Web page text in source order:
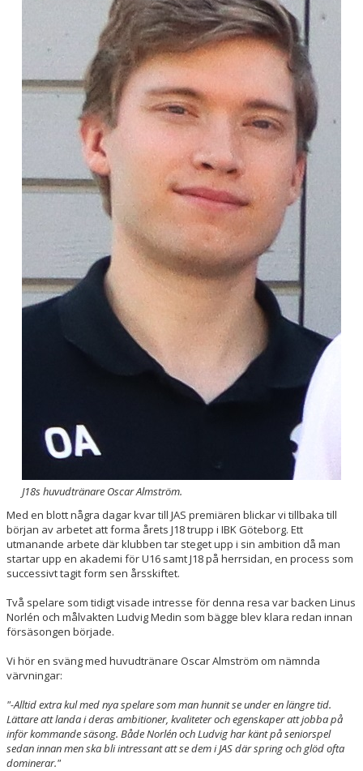
SOCIALT RÅD
J18s huvudtränare Oscar Almström.
Med en blott några dagar kvar till JAS premiären blickar vi tillbaka till
början av arbetet att forma årets J18 trupp i IBK Göteborg. Ett
utmanande arbete där klubben tar steget upp i sin ambition då man
startar upp en akademi för U16 samt J18 på herrsidan, en process som
successivt tagit form sen årsskiftet.
Två spelare som tidigt visade intresse för denna resa var backen Linus
Norlén och målvakten Ludvig Medin som bägge blev klara redan innan
försäsongen började.
Vi hör en sväng med huvudtränare Oscar Almström om nämnda
värvningar:
"-Alltid extra kul med nya spelare som man hunnit se under en längre tid.
Lättare att landa i deras ambitioner, kvaliteter och egenskaper att jobba på
inför kommande säsong. BådeNorlénochLudvighar känt på seniorspel
sedan innan men ska bli intressant att se dem i JAS där spring och glöd ofta
dominerar."